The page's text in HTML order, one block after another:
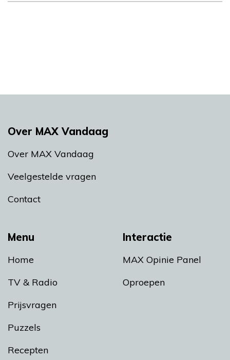
Menu
Home
TV & Radio
Prijsvragen
Puzzels
Recepten
Interactie
MAX Opinie Panel
Oproepen
Over MAX Vandaag
Over MAX Vandaag
Veelgestelde vragen
Contact